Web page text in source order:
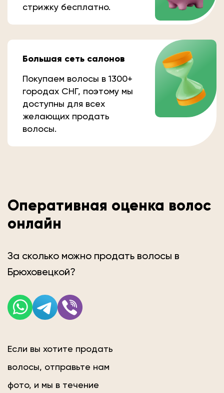
стрижку бесплатно.
Большая сеть салонов
Покупаем волосы в 1300+
городах СНГ, поэтому мы
доступны для всех
желающих продать
волосы.
Оперативная оценка волос
онлайн
За сколько можно продать волосы в
Брюховецкой?
Если вы хотите продать
волосы, отправьте нам
фото, и мы в течение